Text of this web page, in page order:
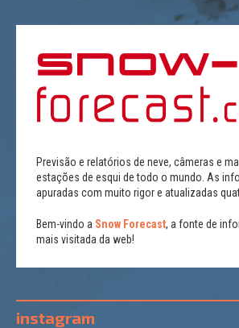
Previsão e relatórios de neve, câmeras e
estações de esqui de todo o mundo. As
apuradas com muito rigor e atualizadas
Bem-vindo a Snow Forecast, a fonte de
mais visitada da web!
instagram